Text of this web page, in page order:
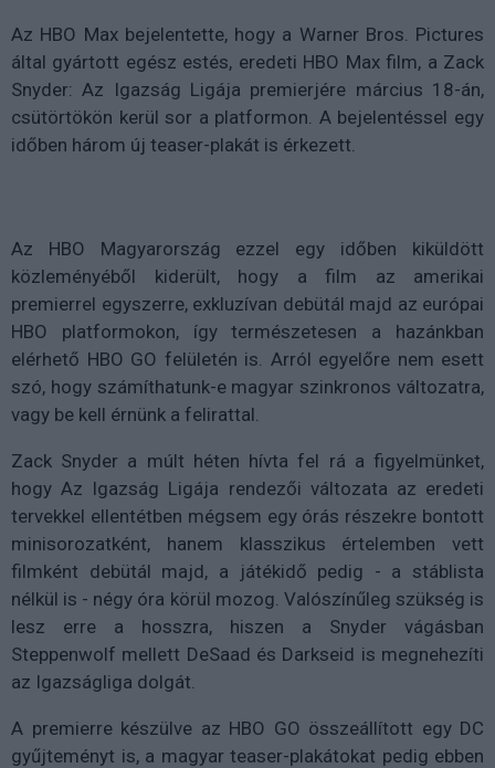
Az HBO Max bejelentette, hogy a Warner Bros. Pictures
által gyártott egész estés, eredeti HBO Max film, a Zack
Snyder: Az Igazság Ligája premierjére március 18-án,
csütörtökön kerül sor a platformon. A bejelentéssel egy
időben három új teaser-plakát is érkezett.
Az HBO Magyarország ezzel egy időben kiküldött
közleményéből kiderült, hogy a film az amerikai
premierrel egyszerre, exkluzívan debütál majd az európai
HBO platformokon, így természetesen a hazánkban
elérhető HBO GO felületén is. Arról egyelőre nem esett
szó, hogy számíthatunk-e magyar szinkronos változatra,
vagy be kell érnünk a felirattal.
Zack Snyder a múlt héten hívta fel rá a figyelmünket,
hogy Az Igazság Ligája rendezői változata az eredeti
tervekkel ellentétben mégsem egy órás részekre bontott
minisorozatként, hanem klasszikus értelemben vett
filmként debütál majd, a játékidő pedig - a stáblista
nélkül is - négy óra körül mozog. Valószínűleg szükség is
lesz erre a hosszra, hiszen a Snyder vágásban
Steppenwolf mellett DeSaad és Darkseid is megnehezíti
az Igazságliga dolgát.
A premierre készülve az HBO GO összeállított egy DC
gyűjteményt is, a magyar teaser-plakátokat pedig ebben